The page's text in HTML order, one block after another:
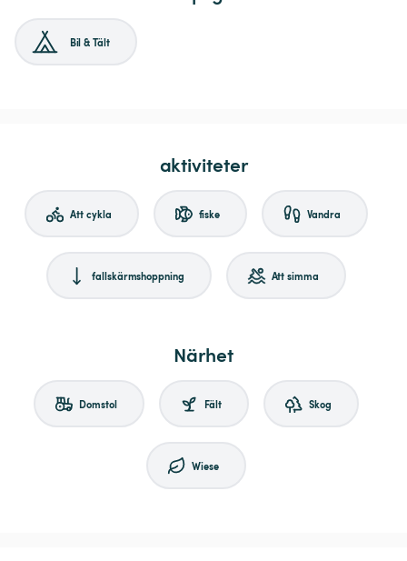
Bil & Tält
aktiviteter
Att cykla fiske Vandra
fallskärmshoppning Att simma
Närhet
Domstol Fält Skog
Wiese